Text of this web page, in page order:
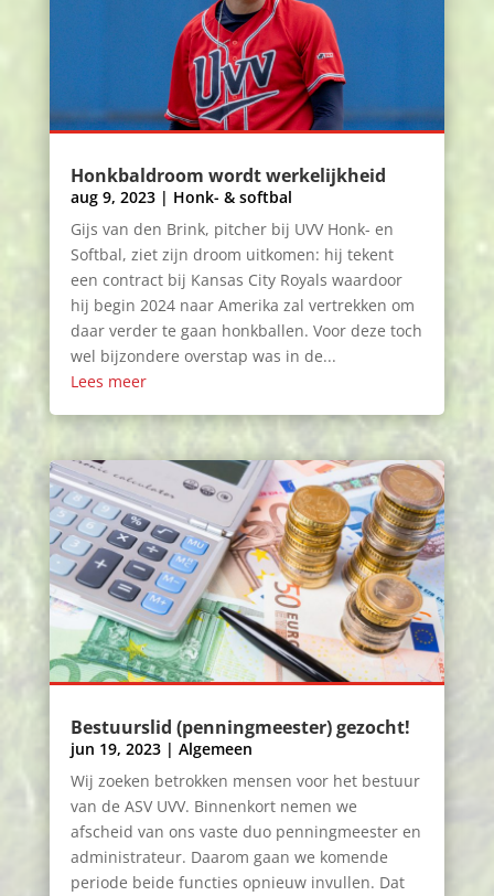
Honkbaldroom wordt werkelijkheid
aug 9, 2023| Honk- & softbal
Gijs van den Brink, pitcher bij UVV Honk- en
Softbal, ziet zijn droom uitkomen: hij tekent
een contract bij Kansas City Royals waardoor
hij begin 2024 naar Amerika zal vertrekken om
daar verder te gaan honkballen. Voor deze toch
wel bijzondere overstap was in de...
Lees meer
Bestuurslid (penningmeester) gezocht!
jun 19, 2023| Algemeen
Wij zoeken betrokken mensen voor het bestuur
van de ASV UVV. Binnenkort nemen we
afscheid van ons vaste duo penningmeester en
administrateur. Daarom gaan we komende
periode beide functies opnieuw invullen. Dat